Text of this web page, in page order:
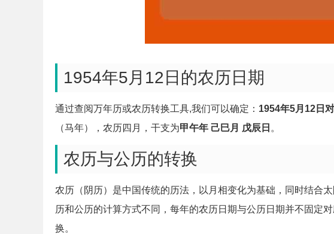
1954年5月12日的农历日期
通过查阅万年历或农历转换工具,我们可以确定： 1954年5月12日
（马年），农历四月，干支为甲午年 己巳月 戊辰日 。
农历与公历的转换
农历（阴历）是中国传统的历法，以月相变化为基础，同时结合
历和公历的计算方式不同，每年的农历日期与公历日期并不固定
换。